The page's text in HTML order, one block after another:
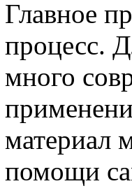
Главное
процесс.
много
материал
помощи